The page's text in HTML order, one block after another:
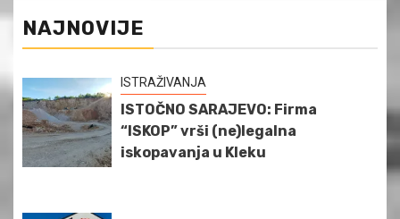
NAJNOVIJE
ISTRAŽIVANJA
ISTOČNO SARAJEVO: Firma
“ISKOP” vrši (ne)legalna
iskopavanja u Kleku